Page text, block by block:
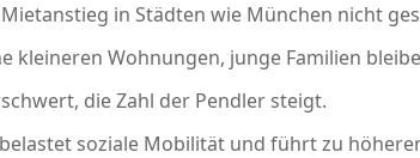
in Städten wie München nicht
kleineren Wohnungen, junge Familien
die Zahl der Pendler steigt.
soziale Mobilität und führt zu